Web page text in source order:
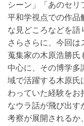
シーン」「あのセリ
平和学視点での作品
な見どころなどを語
さらさらに、今回
蒐集家の木原浩勝
中心に、その博学多
域で活躍する木原氏
わっていた経験をお
なウラ話が飛び出す
考察が展開されるか